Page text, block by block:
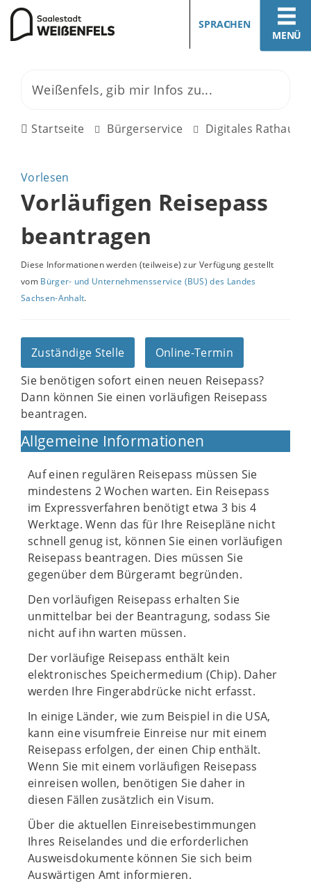
MENÜ
SPRACHEN
Startseite Bürgerservice Digitales Rathaus
Vorlesen
Vorläufigen Reisepass
beantragen
Diese Informationen werden (teilweise) zur Verfügung gestellt
vom Bürger- und Unternehmensservice (BUS) des Landes
Sachsen-Anhalt.
Zuständige Stelle
Online-Termin
Sie benötigen sofort einen neuen Reisepass?
Dann können Sie einen vorläufigen Reisepass
beantragen.
Allgemeine Informationen
Auf einen regulären Reisepass müssen Sie
mindestens 2 Wochen warten. Ein Reisepass
im Expressverfahren benötigt etwa 3 bis 4
Werktage. Wenn das für Ihre Reisepläne nicht
schnell genug ist, können Sie einen vorläufigen
Reisepass beantragen. Dies müssen Sie
gegenüber dem Bürgeramt begründen.
Den vorläufigen Reisepass erhalten Sie
unmittelbar bei der Beantragung, sodass Sie
nicht auf ihn warten müssen.
Der vorläufige Reisepass enthält kein
elektronisches Speichermedium (Chip). Daher
werden Ihre Fingerabdrücke nicht erfasst.
In einige Länder, wie zum Beispiel in die USA,
kann eine visumfreie Einreise nur mit einem
Reisepass erfolgen, der einen Chip enthält.
Wenn Sie mit einem vorläufigen Reisepass
einreisen wollen, benötigen Sie daher in
diesen Fällen zusätzlich ein Visum.
Über die aktuellen Einreisebestimmungen
Ihres Reiselandes und die erforderlichen
Ausweisdokumente können Sie sich beim
Auswärtigen Amt informieren.